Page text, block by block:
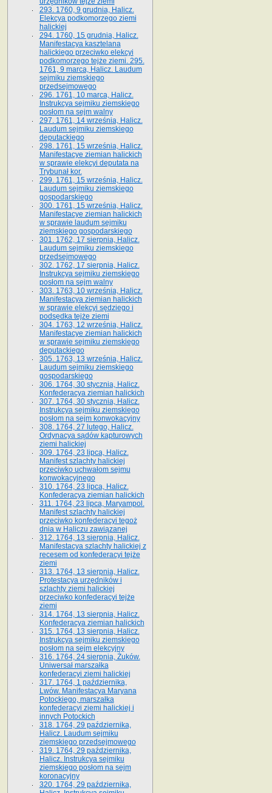
293. 1760, 9 grudnia, Halicz.
Elekcya podkomorzego ziemi
halickiej
294. 1760, 15 grudnia, Halicz.
Manifestacya kasztelana
halickiego przeciwko elekcyi
podkomorzego tejże ziemi. 295.
1761, 9 marca, Halicz. Laudum
sejmiku ziemskiego
przedsejmowego
296. 1761, 10 marca, Halicz.
Instrukcya sejmiku ziemskiego
posłom na sejm walny
297. 1761, 14 września, Halicz.
Laudum sejmiku ziemskiego
deputackiego
298. 1761, 15 września, Halicz.
Manifestacye ziemian halickich
w sprawie elekcyi deputata na
Trybunał kor.
299. 1761, 15 września, Halicz.
Laudum sejmiku ziemskiego
gospodarskiego
300. 1761, 15 września, Halicz.
Manifestacye ziemian halickich
w sprawie laudum sejmiku
ziemskiego gospodarskiego
301. 1762, 17 sierpnia, Halicz.
Laudum sejmiku ziemskiego
przedsejmowego
302. 1762, 17 sierpnia, Halicz.
Instrukcya sejmiku ziemskiego
posłom na sejm walny
303. 1763, 10 września, Halicz.
Manifestacya ziemian halickich
w sprawie elekcyi sędziego i
podsędka tejże ziemi
304. 1763, 12 września, Halicz.
Manifestacye ziemian halickich
w sprawie sejmiku ziemskiego
deputackiego
305. 1763, 13 września, Halicz.
Laudum sejmiku ziemskiego
gospodarskiego
306. 1764, 30 stycznia, Halicz.
Konfederacya ziemian halickich
307. 1764, 30 stycznia, Halicz.
Instrukcya sejmiku ziemskiego
posłom na sejm konwokacyjny
308. 1764, 27 lutego, Halicz.
Ordynacya sądów kapturowych
ziemi halickiej
309. 1764, 23 lipca, Halicz.
Manifest szlachty halickiej
przeciwko uchwałom sejmu
konwokacyjnego
310. 1764, 23 lipca, Halicz.
Konfederacya ziemian halickich
311. 1764, 23 lipca, Maryampol.
Manifest szlachty halickiej
przeciwko konfederacyi tegoż
dnia w Haliczu zawiązanej
312. 1764, 13 sierpnia, Halicz.
Manifestacya szlachty halickiej z
recesem od konfederacyi tejże
ziemi
313. 1764, 13 sierpnia, Halicz.
Protestacya urzędników i
szlachty ziemi halickiej
przeciwko konfederacyi tejże
ziemi
314. 1764, 13 sierpnia, Halicz.
Konfederacya ziemian halickich
315. 1764, 13 sierpnia, Halicz.
Instrukcya sejmiku ziemskiego
posłom na sejm elekcyjny
316. 1764, 24 sierpnia, Żuków.
Uniwersał marszałka
konfederacyi ziemi halickiej
317. 1764, 1 października,
Lwów. Manifestacya Maryana
Potockiego, marszałka
konfederacyi ziemi halickiej i
innych Potockich
318. 1764, 29 października,
Halicz. Laudum sejmiku
ziemskiego przedsejmowego
319. 1764, 29 października,
Halicz. Instrukcya sejmiku
ziemskiego posłom na sejm
koronacyjny
320. 1764, 29 października,